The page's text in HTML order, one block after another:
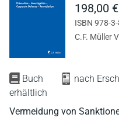
Buch
nach
erhältlich
Vermeidung von
198,00 €
ISBN 978-
C.F. Müller